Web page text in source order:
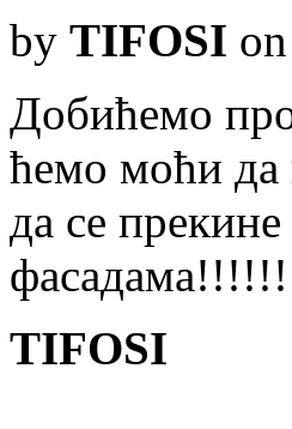
by TIFOSI
Добићемо
ћемо моћи да
да се
TIFOSI